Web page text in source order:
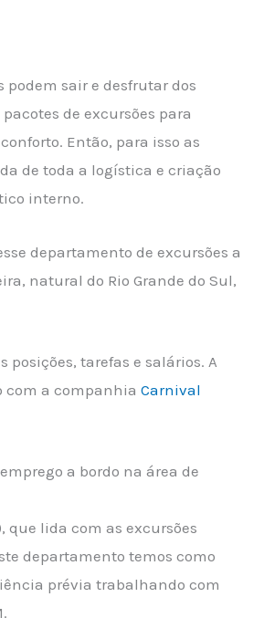
sair e desfrutar dos
de excursões para
Então, para isso as
de toda a logística e criação
interno.
departamento de excursões a
natural do Rio Grande do Sul,
tarefas e salários. A
com a companhia Carnival
a bordo na área de
que lida com as excursões
departamento temos como
prévia trabalhando com